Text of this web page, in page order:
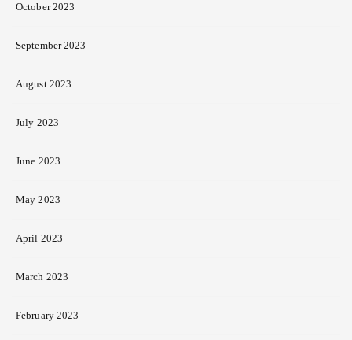
October 2023
September 2023
August 2023
July 2023
June 2023
May 2023
April 2023
March 2023
February 2023